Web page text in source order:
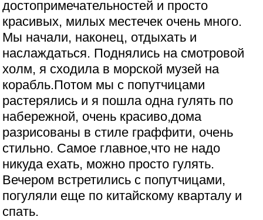
достопримечательностей и просто
красивых, милых местечек очень много.
Мы начали, наконец, отдыхать и
наслаждаться. Поднялись на смотровой
холм, я сходила в морской музей на
корабль.Потом мы с попутчицами
растерялись и я пошла одна гулять по
набережной, очень красиво,дома
разрисованы в стиле граффити, очень
стильно. Самое главное,что не надо
никуда ехать, можно просто гулять.
Вечером встретились с попутчицами,
погуляли еще по китайскому кварталу и
спать.